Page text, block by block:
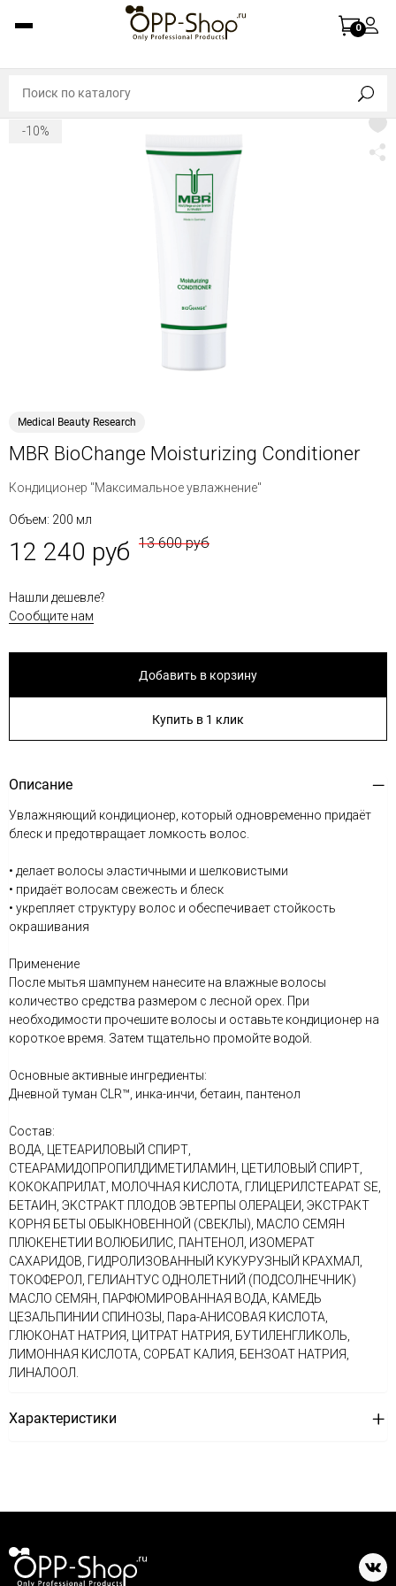
0
-10%
Medical Beauty Research
MBR BioChange Moisturizing Conditioner
Кондиционер "Максимальное увлажнение"
Объем: 200 мл
12 240 руб 13 600 руб
Нашли дешевле?
Сообщите нам
Добавить в корзину
Купить в 1 клик
Описание
Увлажняющий кондиционер, который одновременно придаёт
блеск и предотвращает ломкость волос.
• делает волосы эластичными и шелковистыми
• придаёт волосам свежесть и блеск
• укрепляет структуру волос и обеспечивает стойкость
окрашивания
Применение
После мытья шампунем нанесите на влажные волосы
количество средства размером с лесной орех. При
необходимости прочешите волосы и оставьте кондиционер на
короткое время. Затем тщательно промойте водой.
Основные активные ингредиенты:
Дневной туман CLR™, инка-инчи, бетаин, пантенол
Состав:
ВОДА, ЦЕТЕАРИЛОВЫЙ СПИРТ,
СТЕАРАМИДОПРОПИЛДИМЕТИЛАМИН, ЦЕТИЛОВЫЙ СПИРТ,
КОКОКАПРИЛАТ, МОЛОЧНАЯ КИСЛОТА, ГЛИЦЕРИЛСТЕАРАТ SE,
БЕТАИН, ЭКСТРАКТ ПЛОДОВ ЭВТЕРПЫ ОЛЕРАЦЕИ, ЭКСТРАКТ
КОРНЯ БЕТЫ ОБЫКНОВЕННОЙ (СВЕКЛЫ), МАСЛО СЕМЯН
ПЛЮКЕНЕТИИ ВОЛЮБИЛИС, ПАНТЕНОЛ, ИЗОМЕРАТ
САХАРИДОВ, ГИДРОЛИЗОВАННЫЙ КУКУРУЗНЫЙ КРАХМАЛ,
ТОКОФЕРОЛ, ГЕЛИАНТУС ОДНОЛЕТНИЙ (ПОДСОЛНЕЧНИК)
МАСЛО СЕМЯН, ПАРФЮМИРОВАННАЯ ВОДА, КАМЕДЬ
ЦЕЗАЛЬПИНИИ СПИНОЗЫ, Пара-АНИСОВАЯ КИСЛОТА,
ГЛЮКОНАТ НАТРИЯ, ЦИТРАТ НАТРИЯ, БУТИЛЕНГЛИКОЛЬ,
ЛИМОННАЯ КИСЛОТА, СОРБАТ КАЛИЯ, БЕНЗОАТ НАТРИЯ,
ЛИНАЛООЛ.
Характеристики